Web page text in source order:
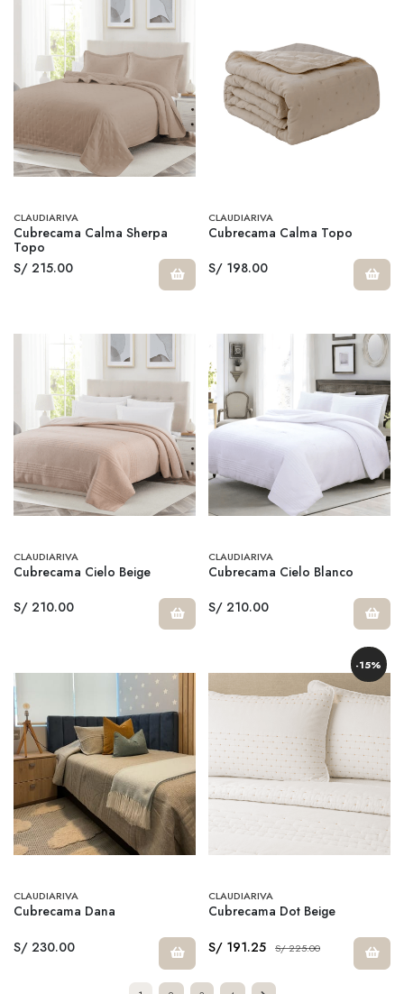
CLAUDIARIVA
Cubrecama Calma Sherpa
Topo
S/ 215.00
CLAUDIARIVA
Cubrecama Calma Topo
S/ 198.00
CLAUDIARIVA
Cubrecama Cielo Beige
S/ 210.00
CLAUDIARIVA
Cubrecama Cielo Blanco
S/ 210.00
CLAUDIARIVA
Cubrecama Dana
S/ 230.00
-15%
CLAUDIARIVA
Cubrecama Dot Beige
S/ 191.25
S/ 225.00